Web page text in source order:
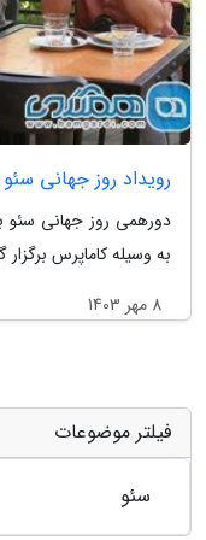
رویداد روز جهانی
دورهمی روز جهانی سئو
به وسیله کاماپرس برگزار
8 مهر 1403
فیلتر موضوعات
سئو